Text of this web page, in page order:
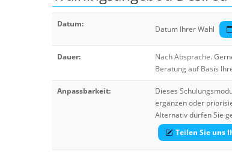
Datum:
Datum Ihrer Wahl
Dauer:
Nach Absprache.
Beratung auf Basis
Anpassbarkeit: Dieses
ergänzen oder
Alternativ dürfen Sie
Teilen Sie uns